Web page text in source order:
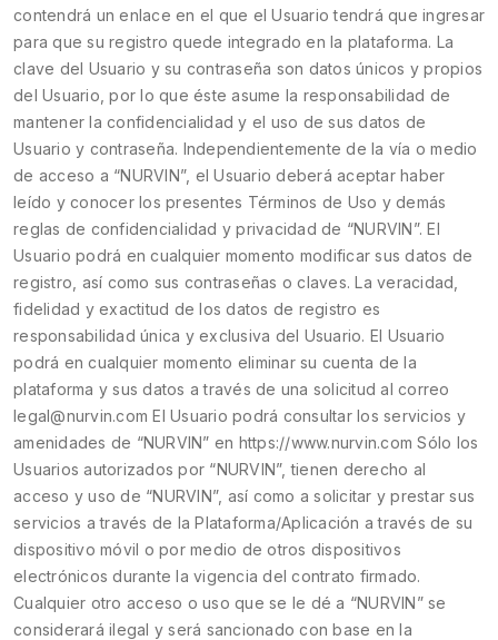
contendrá un enlace en el que el Usuario tendrá que ingresar
para que su registro quede integrado en la plataforma. La
clave del Usuario y su contraseña son datos únicos y propios
del Usuario, por lo que éste asume la responsabilidad de
mantener la confidencialidad y el uso de sus datos de
Usuario y contraseña. Independientemente de la vía o medio
de acceso a “NURVIN”, el Usuario deberá aceptar haber
leído y conocer los presentes Términos de Uso y demás
reglas de confidencialidad y privacidad de “NURVIN”. El
Usuario podrá en cualquier momento modificar sus datos de
registro, así como sus contraseñas o claves. La veracidad,
fidelidad y exactitud de los datos de registro es
responsabilidad única y exclusiva del Usuario. El Usuario
podrá en cualquier momento eliminar su cuenta de la
plataforma y sus datos a través de una solicitud al correo
legal@nurvin.com El Usuario podrá consultar los servicios y
amenidades de “NURVIN” en https://www.nurvin.com Sólo los
Usuarios autorizados por “NURVIN”, tienen derecho al
acceso y uso de “NURVIN”, así como a solicitar y prestar sus
servicios a través de la Plataforma/Aplicación a través de su
dispositivo móvil o por medio de otros dispositivos
electrónicos durante la vigencia del contrato firmado.
Cualquier otro acceso o uso que se le dé a “NURVIN” se
considerará ilegal y será sancionado con base en la